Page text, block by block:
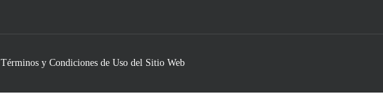
Términos y Condiciones de Uso del Sitio Web